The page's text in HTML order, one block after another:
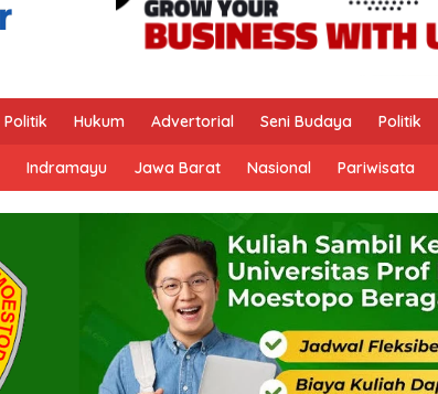
Politik Hukum Advertorial Seni Budaya Politik
Indramayu Jawa Barat Nasional Pariwisata